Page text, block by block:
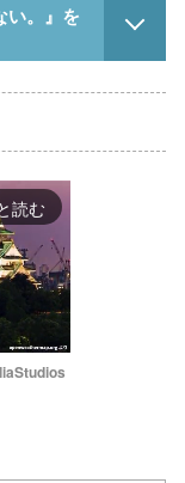
い。』を
読む